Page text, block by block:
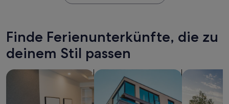
den
letzten
24 Stunden
für
einen
Aufenthalt
1 Übernachtung
Finde Ferienunterkünfte, die zu
deinem Stil passen
Suche nach AparthotelsSuche nach ApartmentsSuche nach